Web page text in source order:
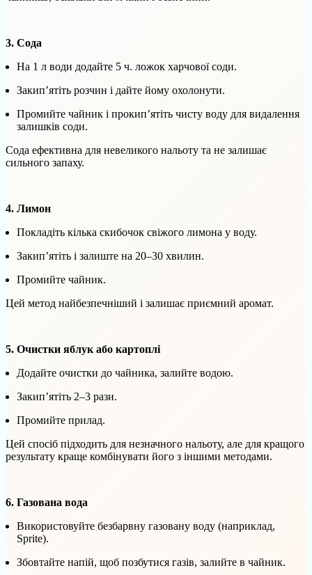
3. Сода
На 1 л води додайте 5 ч. ложок харчової соди.
Закип’ятіть розчин і дайте йому охолонути.
Промийте чайник і прокип’ятіть чисту воду для видалення
залишків соди.
Сода ефективна для невеликого нальоту та не залишає
сильного запаху.
4. Лимон
Покладіть кілька скибочок свіжого лимона у воду.
Закип’ятіть і залиште на 20–30 хвилин.
Промийте чайник.
Цей метод найбезпечніший і залишає приємний аромат.
5. Очистки яблук або картоплі
Додайте очистки до чайника, залийте водою.
Закип’ятіть 2–3 рази.
Промийте прилад.
Цей спосіб підходить для незначного нальоту, але для кращого
результату краще комбінувати його з іншими методами.
6. Газована вода
Використовуйте безбарвну газовану воду (наприклад,
Sprite).
Збовтайте напій, щоб позбутися газів, залийте в чайник.